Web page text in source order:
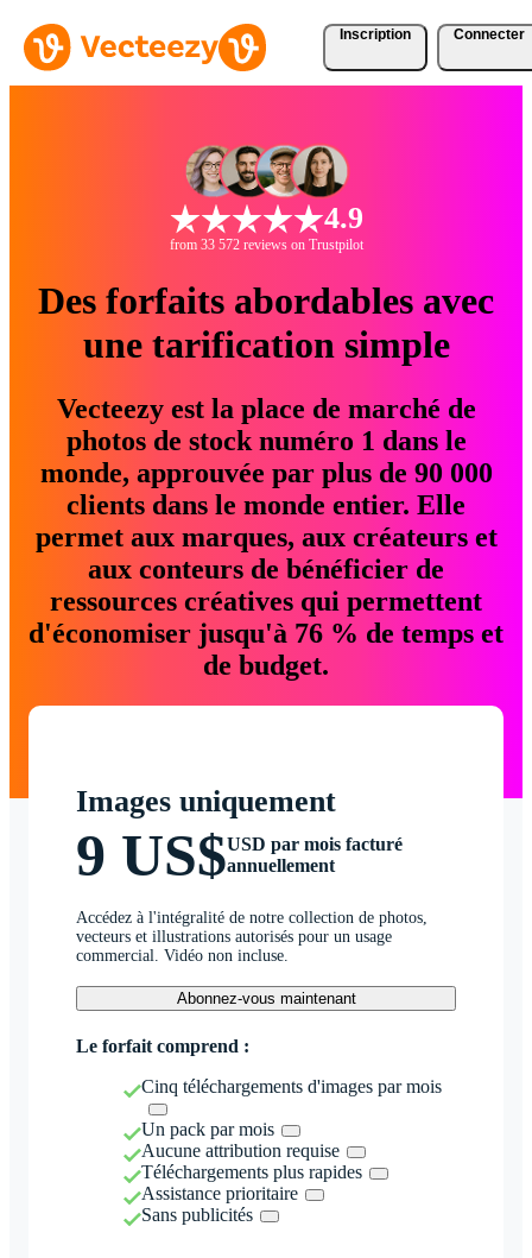
Inscription Connecter
4.9
from 33 572 reviews on Trustpilot
Des forfaits abordables avec
une tarification simple
Vecteezy est la place de marché de
photos de stock numéro 1 dans le
monde, approuvée par plus de 90 000
clients dans le monde entier. Elle
permet aux marques, aux créateurs et
aux conteurs de bénéficier de
ressources créatives qui permettent
d'économiser jusqu'à 76 % de temps et
de budget.
Images uniquement
9 US$USD par mois facturé
annuellement
Accédez à l'intégralité de notre collection de photos,
vecteurs et illustrations autorisés pour un usage
commercial. Vidéo non incluse.
Abonnez-vous maintenant
Le forfait comprend :
Cinq téléchargements d'images par mois
Un pack par mois
Aucune attribution requise
Téléchargements plus rapides
Assistance prioritaire
Sans publicités